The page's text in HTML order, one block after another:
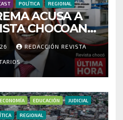
POLÍTICA REGIONAL
ACUSA A
CHOCOANO
EN
CONTRATO DEL
ACANDÍ
REDACCIÓN REVISTA
ECONOMÍA EDUCACIÓN JUDICIAL
REGIONAL